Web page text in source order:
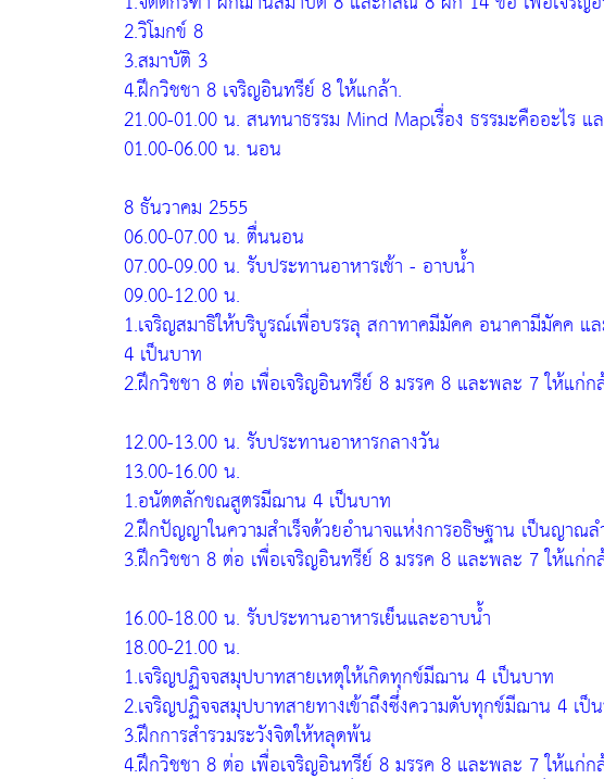
2.วิโมกข์ 8
3.สมาบัติ 3
4.ฝึกวิชชา 8 เจริญอินทรีย์ 8 ให้แกล้า.
21.00-01.00 น. สนทนาธรรม Mind Mapเรื่อง ธรรมะคืออะไร
01.00-06.00 น. นอน
8 ธันวาคม 2555
06.00-07.00 น. ตื่นนอน
07.00-09.00 น. รับประทานอาหารเช้า - อาบน้ำ
09.00-12.00 น.
1.เจริญสมาธิให้บริบูรณ์เพื่อบรรลุ สกาทาคมีมัคค อนาคามีมัคค
4 เป็นบาท
2.ฝึกวิชชา 8 ต่อ เพื่อเจริญอินทรีย์ 8 มรรค 8 และพละ 7 ให้แก่ก
12.00-13.00 น. รับประทานอาหารกลางวัน
13.00-16.00 น.
1.อนัตตลักขณสูตรมีฌาน 4 เป็นบาท
2.ฝึกปัญญาในความสำเร็จด้วยอำนาจแห่งการอธิษฐาน เป็นญาณ
3.ฝึกวิชชา 8 ต่อ เพื่อเจริญอินทรีย์ 8 มรรค 8 และพละ 7 ให้แก่ก
16.00-18.00 น. รับประทานอาหารเย็นและอาบน้ำ
18.00-21.00 น.
1.เจริญปฏิจจสมุปบาทสายเหตุให้เกิดทุกข์มีฌาน 4 เป็นบาท
2.เจริญปฏิจจสมุปบาทสายทางเข้าถึงซึ่งความดับทุกข์มีฌาน 4 เป็
3.ฝึกการสำรวมระวังจิตให้หลุดพ้น
4.ฝึกวิชชา 8 ต่อ เพื่อเจริญอินทรีย์ 8 มรรค 8 และพละ 7 ให้แก่ก